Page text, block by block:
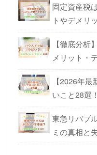
固定資産税
トやデメリ
【徹底分
メリット・
【2026年
いこと28選
東急リバブ
ミの真相と